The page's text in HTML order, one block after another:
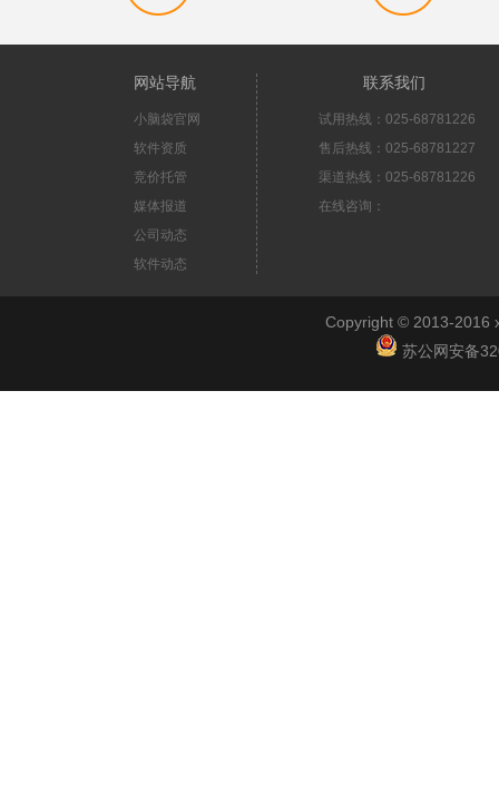
网站导航
小脑袋官网
软件资质
竞价托管
媒体报道
公司动态
软件动态
联系我们
试用热线：025-68781226
售后热线：025-68781227
渠道热线：025-68781226
在线咨询：
Copyright © 2013-2016
苏公网安备